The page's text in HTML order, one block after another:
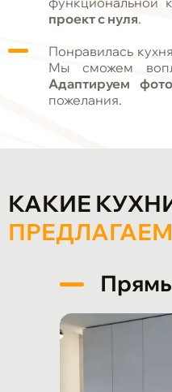
проект с нуля.
Понравилась
Мы сможем
Адаптируем фото
пожелания.
КАКИЕ
ПРЕДЛАГАЕМ